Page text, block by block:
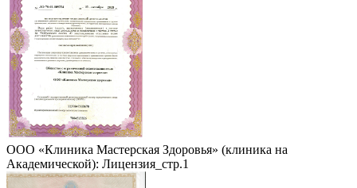
ООО «Клиника Мастерская Здоровья» (клиника на
Академической): Лицензия_стр.1